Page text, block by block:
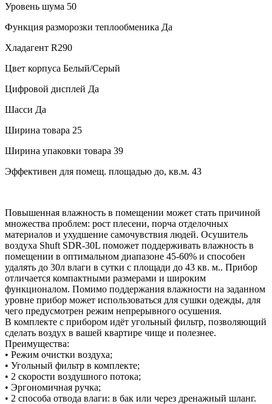
Уровень шума 50
Функция разморозки теплообменика Да
Хладагент R290
Цвет корпуса Белый/Серый
Цифровой дисплей Да
Шасси Да
Ширина товара 25
Ширина упаковки товара 39
Эффективен для помещ. площадью до, кв.м. 43
Повышенная влажность в помещении может стать причиной
множества проблем: рост плесени, порча отделочных
материалов и ухудшение самочувствия людей. Осушитель
воздуха Shuft SDR-30L поможет поддерживать влажность в
помещении в оптимальном диапазоне 45-60% и способен
удалять до 30л влаги в сутки с площади до 43 кв. м.. Прибор
отличается компактными размерами и широким
функционалом. Помимо поддержания влажности на заданном
уровне прибор может использоваться для сушки одежды, для
чего предусмотрен режим непрерывного осушения.
В комплекте с прибором идёт угольный фильтр, позволяющий
сделать воздух в вашей квартире чище и полезнее.
Преимущества:
• Режим очистки воздуха;
• Угольный фильтр в комплекте;
• 2 скорости воздушного потока;
• Эргономичная ручка;
• 2 способа отвода влаги: в бак или через дренажный шланг.